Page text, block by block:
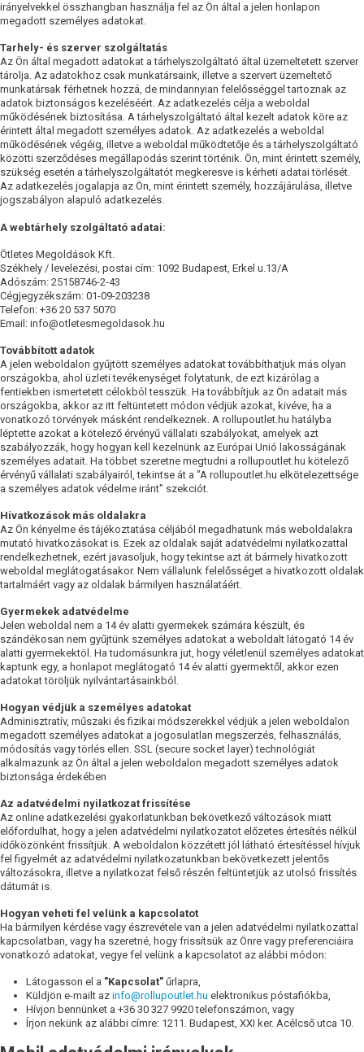
irányelvekkel összhangban használja fel az Ön által a jelen honlapon
megadott személyes adatokat.
Tarhely- és szerver szolgáltatás
Az Ön által megadott adatokat a tárhelyszolgáltató által üzemeltetett szerver
tárolja. Az adatokhoz csak munkatársaink, illetve a szervert üzemeltető
munkatársak férhetnek hozzá, de mindannyian felelősséggel tartoznak az
adatok biztonságos kezeléséért. Az adatkezelés célja a weboldal
működésének biztosítása. A tárhelyszolgáltató által kezelt adatok köre az
érintett által megadott személyes adatok. Az adatkezelés a weboldal
működésének végéig, illetve a weboldal működtetője és a tárhelyszolgáltató
közötti szerződéses megállapodás szerint történik. Ön, mint érintett személy,
szükség esetén a tárhelyszolgáltatót megkeresve is kérheti adatai törlését.
Az adatkezelés jogalapja az Ön, mint érintett személy, hozzájárulása, illetve
jogszabályon alapuló adatkezelés.
A webtárhely szolgáltató adatai:
Ötletes Megoldások Kft.
Székhely / levelezési, postai cím: 1092 Budapest, Erkel u.13/A
Adószám: 25158746-2-43
Cégjegyzékszám: 01-09-203238
Telefon: +36 20 537 5070
Email: info@otletesmegoldasok.hu
Továbbított adatok
A jelen weboldalon gyűjtött személyes adatokat továbbíthatjuk más olyan
országokba, ahol üzleti tevékenységet folytatunk, de ezt kizárólag a
fentiekben ismertetett célokból tesszük. Ha továbbítjuk az Ön adatait más
országokba, akkor az itt feltüntetett módon védjük azokat, kivéve, ha a
vonatkozó törvények másként rendelkeznek. A rollupoutlet.hu hatályba
léptette azokat a kötelező érvényű vállalati szabályokat, amelyek azt
szabályozzák, hogy hogyan kell kezelnünk az Európai Unió lakosságának
személyes adatait. Ha többet szeretne megtudni a rollupoutlet.hu kötelező
érvényű vállalati szabályairól, tekintse át a "A rollupoutlet.hu elkötelezettsége
a személyes adatok védelme iránt" szekciót.
Hivatkozások más oldalakra
Az Ön kényelme és tájékoztatása céljából megadhatunk más weboldalakra
mutató hivatkozásokat is. Ezek az oldalak saját adatvédelmi nyilatkozattal
rendelkezhetnek, ezért javasoljuk, hogy tekintse azt át bármely hivatkozott
weboldal meglátogatásakor. Nem vállalunk felelősséget a hivatkozott oldalak
tartalmáért vagy az oldalak bármilyen használatáért.
Gyermekek adatvédelme
Jelen weboldal nem a 14 év alatti gyermekek számára készült, és
szándékosan nem gyűjtünk személyes adatokat a weboldalt látogató 14 év
alatti gyermekektöl. Ha tudomásunkra jut, hogy véletlenül személyes adatokat
kaptunk egy, a honlapot meglátogató 14 év alatti gyermektől, akkor ezen
adatokat töröljük nyilvántartásainkból.
Hogyan védjük a személyes adatokat
Adminisztratív, műszaki és fizikai módszerekkel védjük a jelen weboldalon
megadott személyes adatokat a jogosulatlan megszerzés, felhasználás,
módosítás vagy törlés ellen. SSL (secure socket layer) technológiát
alkalmazunk az Ön által a jelen weboldalon megadott személyes adatok
biztonsága érdekében
Az adatvédelmi nyilatkozat frissítése
Az online adatkezelési gyakorlatunkban bekövetkező változások miatt
előfordulhat, hogy a jelen adatvédelmi nyilatkozatot előzetes értesítés nélkül
időközönként frissítjük. A weboldalon közzétett jól látható értesítéssel hívjuk
fel figyelmét az adatvédelmi nyilatkozatunkban bekövetkezett jelentős
változásokra, illetve a nyilatkozat felső részén feltüntetjük az utolsó frissítés
dátumát is.
Hogyan veheti fel velünk a kapcsolatot
Ha bármilyen kérdése vagy észrevétele van a jelen adatvédelmi nyilatkozattal
kapcsolatban, vagy ha szeretné, hogy frissítsük az Önre vagy preferenciáira
vonatkozó adatokat, vegye fel velünk a kapcsolatot az alábbi módon:
Látogasson el a "Kapcsolat" űrlapra,
Küldjön e-mailt az info@rollupoutlet.hu elektronikus póstafiókba,
Hívjon bennünket a +36 30 327 9920 telefonszámon, vagy
Írjon nekünk az alábbi címre: 1211. Budapest, XXI ker. Acélcső utca 10.